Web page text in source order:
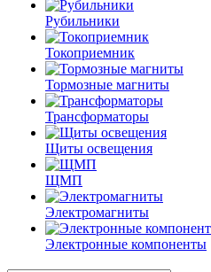
Рубильники
Токоприемник
Тормозные магниты
Трансформаторы
Щиты освещения
ЩМП
Электромагниты
Электронные компоненты